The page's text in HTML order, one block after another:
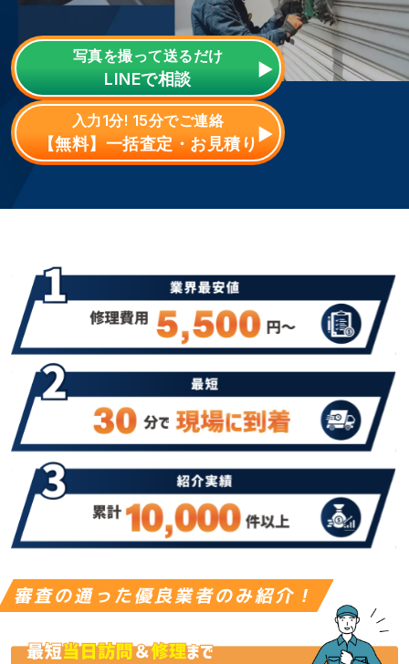
写真を撮って送るだけ
LINEで相談
入力1分! 15分でご連絡
【無料】一括査定・お見積り
審査の通った優良業者のみ紹介！